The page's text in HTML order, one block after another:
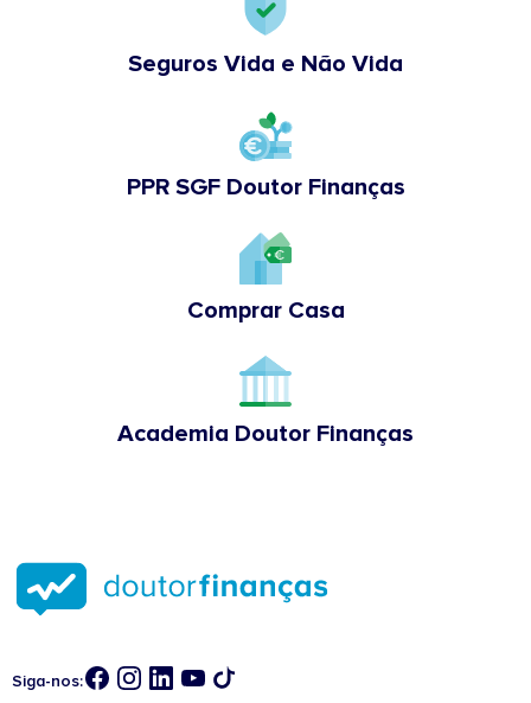
Seguros Vida e Não Vida
PPR SGF Doutor Finanças
Comprar Casa
Academia Doutor Finanças
Siga-nos: